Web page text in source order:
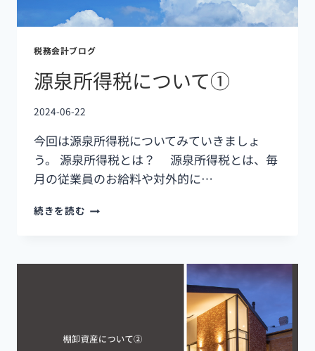
税務会計ブログ
源泉所得税について①
2024-06-22
今回は源泉所得税についてみていきましょ
う。 源泉所得税とは？ 源泉所得税とは、毎
月の従業員のお給料や対外的に…
続きを読む